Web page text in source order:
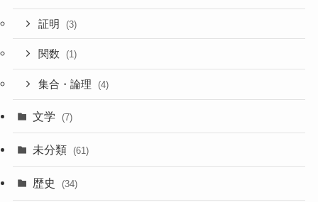
証明 (3)
関数 (1)
集合・論理 (4)
文学 (7)
未分類 (61)
歴史 (34)